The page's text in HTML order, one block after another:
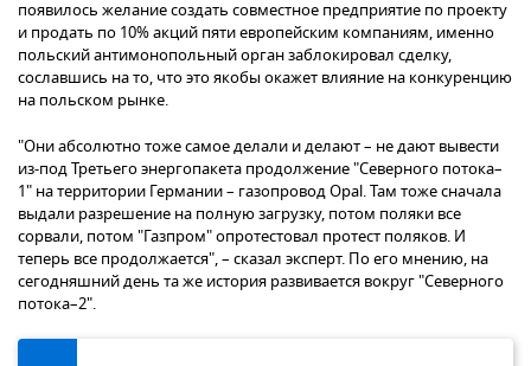
появилось желание создать совместное предприятие по проекту
и продать по 10% акций пяти европейским компаниям, именно
польский антимонопольный орган заблокировал сделку,
сославшись на то, что это якобы окажет влияние на конкуренцию
на польском рынке.
"Они абсолютно тоже самое делали и делают – не дают вывести
из-под Третьего энергопакета продолжение "Северного потока–
1" на территории Германии – газопровод Opal. Там тоже сначала
выдали разрешение на полную загрузку, потом поляки все
сорвали, потом "Газпром" опротестовал протест поляков. И
теперь все продолжается", – сказал эксперт. По его мнению, на
сегодняшний день та же история развивается вокруг "Северного
потока–2".